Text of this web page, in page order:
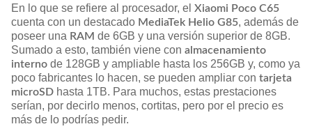
En lo que se refiere al procesador, el Xiaomi Poco C65
cuenta con un destacado MediaTek Helio G85, además de
poseer una RAM de 6GB y una versión superior de 8GB.
Sumado a esto, también viene con almacenamiento
interno de 128GB y ampliable hasta los 256GB y, como ya
poco fabricantes lo hacen, se pueden ampliar con tarjeta
microSD hasta 1TB. Para muchos, estas prestaciones
serían, por decirlo menos, cortitas, pero por el precio es
más de lo podrías pedir.